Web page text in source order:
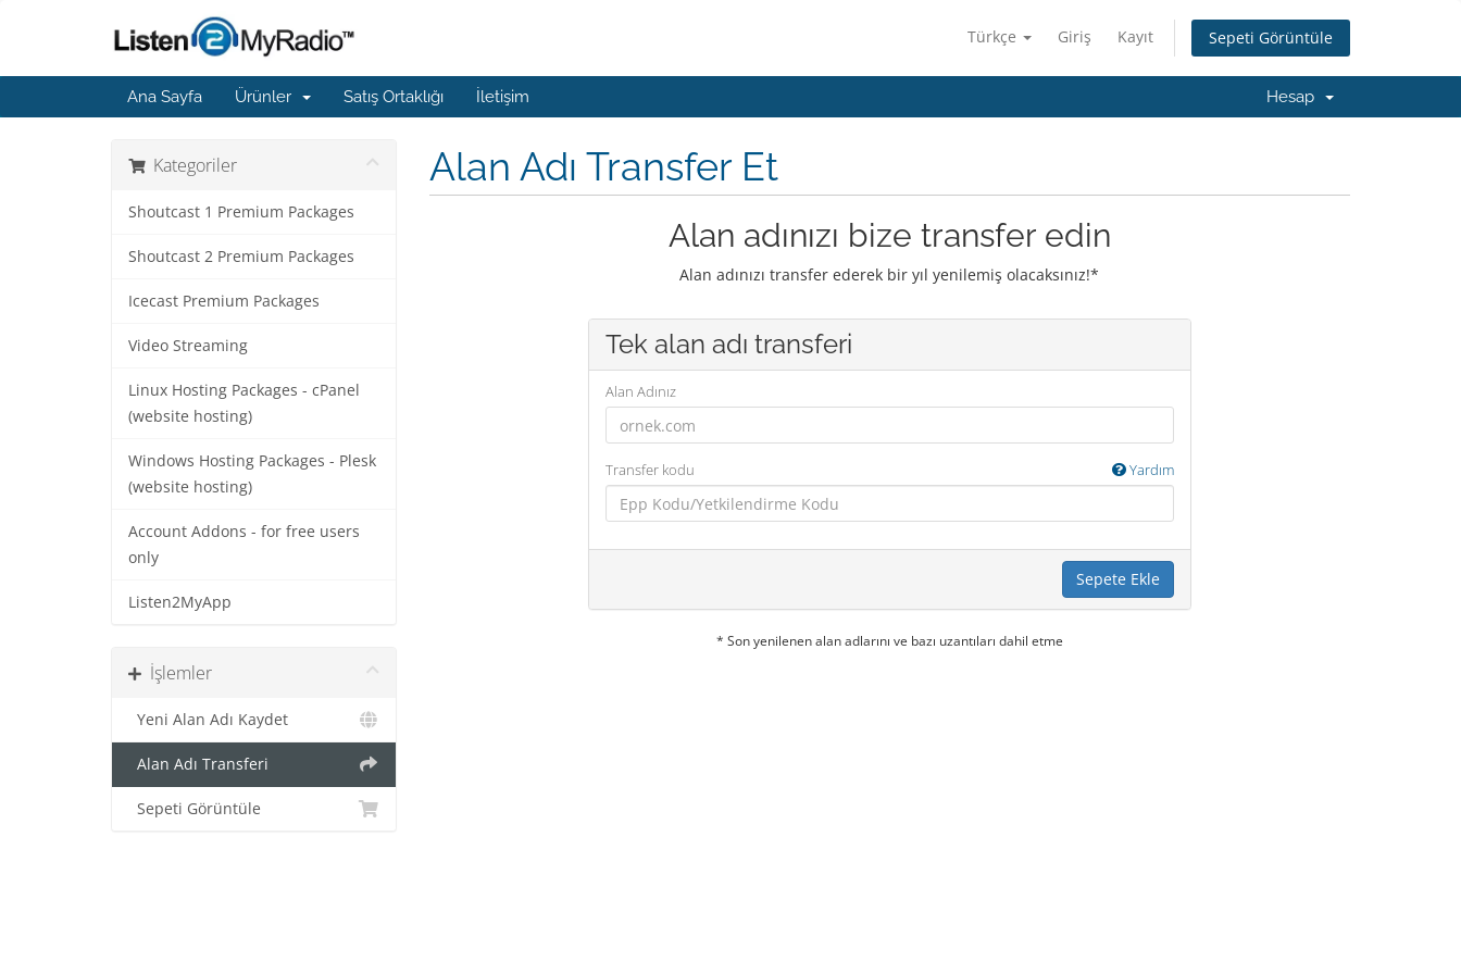
Türkçe Giriş Kayıt Sepeti Görüntüle
Ana Sayfa Ürünler Satış Ortaklığı İletişim Hesap
Kategoriler
Shoutcast 1 Premium Packages
Shoutcast 2 Premium Packages
Icecast Premium Packages
Video Streaming
Linux Hosting Packages - cPanel
(website hosting)
Windows Hosting Packages - Plesk
(website hosting)
Account Addons - for free users
only
Listen2MyApp
İşlemler
Yeni Alan Adı Kaydet
Alan Adı Transferi
Sepeti Görüntüle
Alan Adı Transfer Et
Alan adınızı bize transfer edin
Alan adınızı transfer ederek bir yıl yenilemiş olacaksınız!*
Tek alan adı transferi
Alan Adınız
Transfer kodu Yardım
Sepete Ekle
* Son yenilenen alan adlarını ve bazı uzantıları dahil etme